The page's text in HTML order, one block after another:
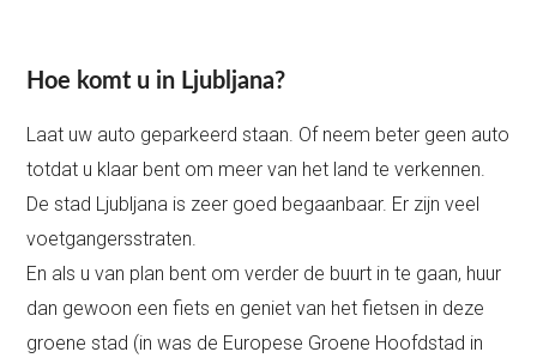
Hoe komt u in Ljubljana?
Laat uw auto geparkeerd staan. Of neem beter geen auto
totdat u klaar bent om meer van het land te verkennen.
De stad Ljubljana is zeer goed begaanbaar. Er zijn veel
voetgangersstraten.
En als u van plan bent om verder de buurt in te gaan, huur
dan gewoon een fiets en geniet van het fietsen in deze
groene stad (in was de Europese Groene Hoofdstad in